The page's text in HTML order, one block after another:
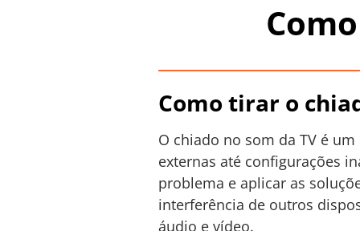
Como tirar o
O chiado no som da TV é
externas até configurações
problema e aplicar as
interferência de outros
áudio e vídeo.